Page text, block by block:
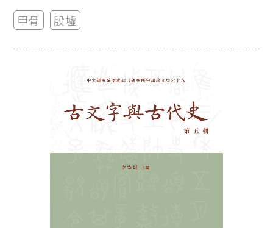
甲骨 殷墟